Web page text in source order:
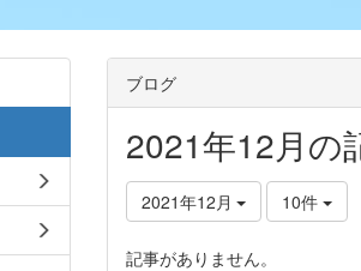
ブログ
2021年12月の
2021年12月 10件
記事がありません。